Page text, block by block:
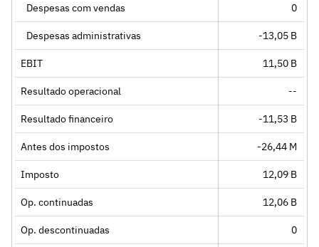
Despesas com vendas 0
Despesas administrativas -13,05 B
EBIT 11,50 B
Resultado operacional --
Resultado financeiro -11,53 B
Antes dos impostos -26,44 M
Imposto 12,09 B
Op. continuadas 12,06 B
Op. descontinuadas 0